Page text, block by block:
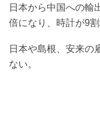
日本から中国への輸
倍になり、時計が9
日本や島根、安来の
ない。